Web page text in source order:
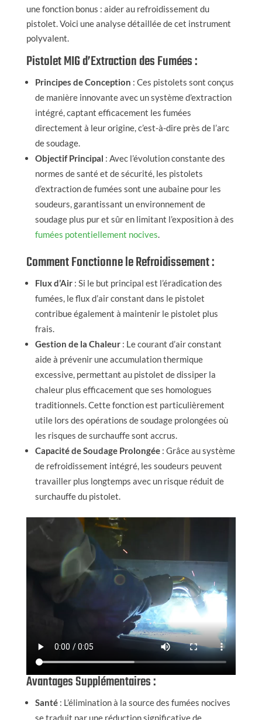
une fonction bonus : aider au refroidissement du
pistolet. Voici une analyse détaillée de cet instrument
polyvalent.
Pistolet MIG d’Extraction des Fumées :
Principes de Conception : Ces pistolets sont conçus
de manière innovante avec un système d’extraction
intégré, captant efficacement les fumées
directement à leur origine, c’est-à-dire près de l’arc
de soudage.
Objectif Principal : Avec l’évolution constante des
normes de santé et de sécurité, les pistolets
d’extraction de fumées sont une aubaine pour les
soudeurs, garantissant un environnement de
soudage plus pur et sûr en limitant l’exposition à des
fumées potentiellement nocives.
Comment Fonctionne le Refroidissement :
Flux d’Air: Si le but principal est l’éradication des
fumées, le flux d’air constant dans le pistolet
contribue également à maintenir le pistolet plus
frais.
Gestion de la Chaleur: Le courant d’air constant
aide à prévenir une accumulation thermique
excessive, permettant au pistolet de dissiper la
chaleur plus efficacement que ses homologues
traditionnels. Cette fonction est particulièrement
utile lors des opérations de soudage prolongées où
les risques de surchauffe sont accrus.
Capacité de Soudage Prolongée: Grâce au système
de refroidissement intégré, les soudeurs peuvent
travailler plus longtemps avec un risque réduit de
surchauffe du pistolet.
Avantages Supplémentaires :
Santé: L’élimination à la source des fumées nocives
se traduit par une réduction significative de